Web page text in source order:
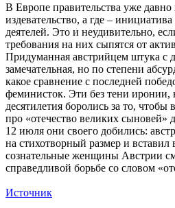
В Европе правительства уже давно
издевательство, а где –
деятелей. Это и неудивительно,
требования на них сыпятся от
Придуманная австрийцем штука с
замечательная, но по степени
какое сравнение с последней
феминисток. Эти без тени иронии,
десятилетия боролись за то,
про «отечество великих сыновей»
12 июля они своего добились:
на стихотворный размер и вставил
сознательные женщины Австрии
справедливой борьбе со словом
Источник